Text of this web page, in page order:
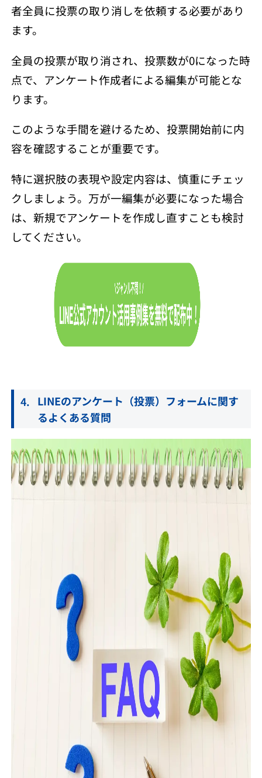
者全員に投票の取り消しを依頼する必要があり
ます。
全員の投票が取り消され、投票数が0になった時
点で、アンケート作成者による編集が可能とな
ります。
このような手間を避けるため、投票開始前に内
容を確認することが重要です。
特に選択肢の表現や設定内容は、慎重にチェッ
クしましょう。万が一編集が必要になった場合
は、新規でアンケートを作成し直すことも検討
してください。
LINEのアンケート（投票）フォームに関す
るよくある質問